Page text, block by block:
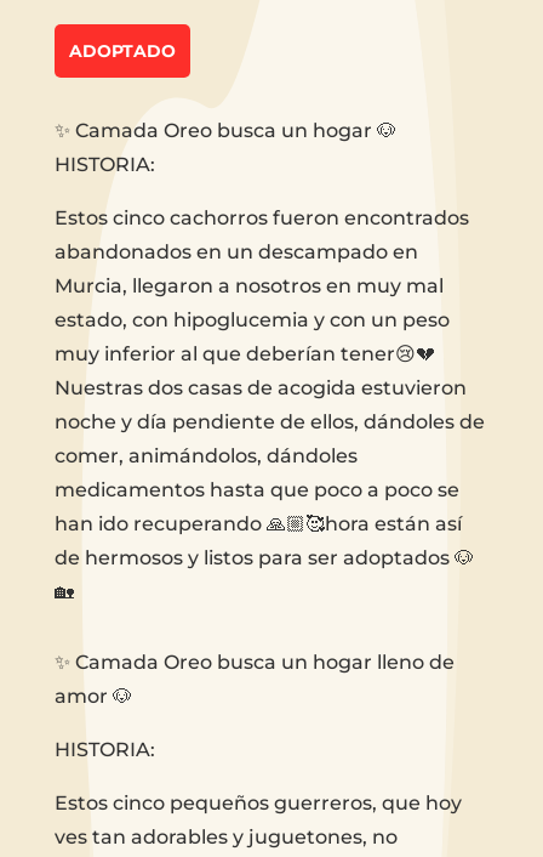
ADOPTADO
✨ Camada Oreo busca un hogar 🐶
HISTORIA:
Estos cinco cachorros fueron encontrados
abandonados en un descampado en
Murcia, llegaron a nosotros en muy mal
estado, con hipoglucemia y con un peso
muy inferior al que deberían tener😢💔
Nuestras dos casas de acogida estuvieron
noche y día pendiente de ellos, dándoles de
comer, animándolos, dándoles
medicamentos hasta que poco a poco se
han ido recuperando 🙏🏼🥰hora están así
de hermosos y listos para ser adoptados 🐶
🏡
✨ Camada Oreo busca un hogar lleno de
amor 🐶
HISTORIA:
Estos cinco pequeños guerreros, que hoy
ves tan adorables y juguetones, no